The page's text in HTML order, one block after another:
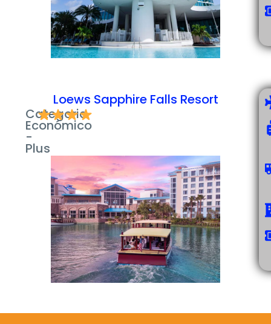
Loews Sapphire Falls Resort
Categoria
Económico
-
Plus